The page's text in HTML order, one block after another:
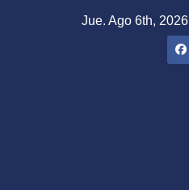
Jue. Ago 6th, 2026